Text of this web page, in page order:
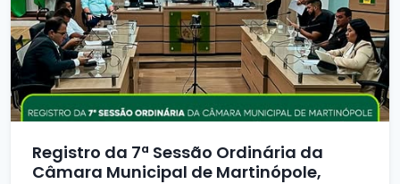
Registro da 7ª Sessão Ordinária da
Câmara Municipal de Martinópole,